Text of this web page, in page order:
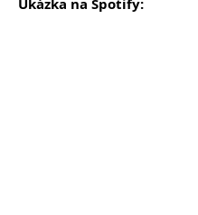
Ukázka na Spotify: